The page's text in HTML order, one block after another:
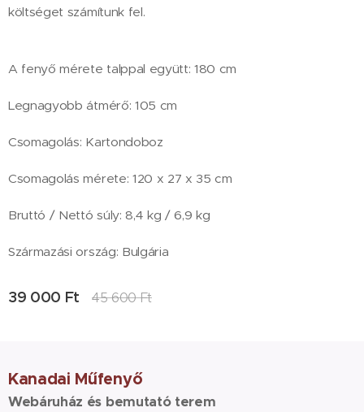
költséget számítunk fel.
A fenyő mérete talppal együtt: 180 cm
Legnagyobb átmérő: 105 cm
Csomagolás: Kartondoboz
Csomagolás mérete: 120 x 27 x 35 cm
Bruttó / Nettó súly: 8,4 kg / 6,9 kg
Származási ország: Bulgária
39 000 Ft 45 600Ft
Kanadai Műfenyő
Webáruház és bemutató terem